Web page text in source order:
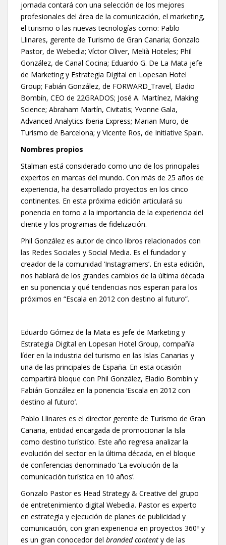
jornada contará con una selección de los mejores
profesionales del área de la comunicación, el marketing,
el turismo o las nuevas tecnologías como: Pablo
Llinares, gerente de Turismo de Gran Canaria; Gonzalo
Pastor, de Webedia; Víctor Oliver, Melià Hoteles; Phil
González, de Canal Cocina; Eduardo G. De La Mata jefe
de Marketing y Estrategia Digital en Lopesan Hotel
Group; Fabián González, de FORWARD_Travel, Eladio
Bombín, CEO de 22GRADOS; José A. Martínez, Making
Science; Abraham Martín, Civitatis; Yvonne Gala,
Advanced Analytics Iberia Express; Marian Muro, de
Turismo de Barcelona; y Vicente Ros, de Initiative Spain.
Nombres propios
Stalman está considerado como uno de los principales
expertos en marcas del mundo. Con más de 25 años de
experiencia, ha desarrollado proyectos en los cinco
continentes. En esta próxima edición articulará su
ponencia en torno a la importancia de la experiencia del
cliente y los programas de fidelización.
Phil González es autor de cinco libros relacionados con
las Redes Sociales y Social Media. Es el fundador y
creador de la comunidad ‘Instagramers’. En esta edición,
nos hablará de los grandes cambios de la última década
en su ponencia y qué tendencias nos esperan para los
próximos en “Escala en 2012 con destino al futuro”.
Eduardo Gómez de la Mata es jefe de Marketing y
Estrategia Digital en Lopesan Hotel Group, compañía
líder en la industria del turismo en las Islas Canarias y
una de las principales de España. En esta ocasión
compartirá bloque con Phil González, Eladio Bombín y
Fabián González en la ponencia ‘Escala en 2012 con
destino al futuro’.
Pablo Llinares es el director gerente de Turismo de Gran
Canaria, entidad encargada de promocionar la Isla
como destino turístico. Este año regresa analizar la
evolución del sector en la última década, en el bloque
de conferencias denominado ‘La evolución de la
comunicación turística en 10 años’.
Gonzalo Pastor es Head Strategy & Creative del grupo
de entretenimiento digital Webedia. Pastor es experto
en estrategia y ejecución de planes de publicidad y
comunicación, con gran experiencia en proyectos 360º y
es un gran conocedor del branded content y de las